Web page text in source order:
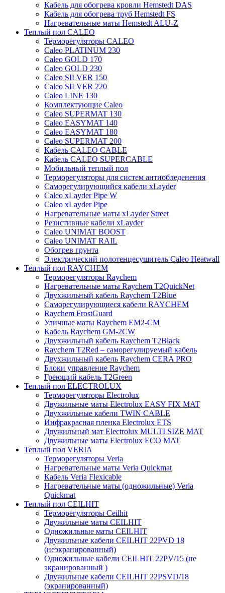
Кабель для обогрева кровли Hemstedt DAS
Кабель для обогрева труб Hemstedt FS
Нагревательные маты Hemstedt ALU-Z
Теплый пол CALEO
Терморегуляторы CALEO
Caleo PLATINUM 230
Caleo GOLD 170
Caleo GOLD 230
Caleo SILVER 150
Caleo SILVER 220
Caleo LINE 130
Комплектующие Caleo
Caleo SUPERMAT 130
Caleo EASYMAT 140
Caleo EASYMAT 180
Caleo SUPERMAT 200
Кабель CALEO CABLE
Кабель CALEO SUPERCABLE
Мобильный теплый пол
Терморегуляторы для систем антиобледенения
Саморегулирующийся кабели xLayder
Caleo xLayder Pipe W
Caleo xLayder Pipe
Нагревательные маты xLayder Street
Резистивные кабели xLayder
Caleo UNIMAT BOOST
Caleo UNIMAT RAIL
Обогрев грунта
Электрический полотенцесушитель Caleo Heatwall
Теплый пол RAYCHEM
Терморегуляторы Raychem
Нагревательные маты Raychem T2QuickNet
Двухжильный кабель Raychem T2Blue
Саморегулирующиеся кабели RAYCHEM
Raychem FrostGuard
Уличные маты Raychem EM2-CM
Кабель Raychem GM-2CW
Двухжильный кабель Raychem T2Black
Raychem T2Red – саморегулируемый кабель
Двухжильный кабель Raychem CERA PRO
Блоки управление Raychem
Греющий кабель T2Green
Теплый пол ELECTROLUX
Терморегуляторы Electrolux
Двужильные маты Electrolux EASY FIX MAT
Двухжильные кабели TWIN CABLE
Инфракрасная пленка Electrolux ETS
Двужильный мат Electrolux MULTI SIZE MAT
Двужильные маты Electrolux ECO MAT
Теплый пол VERIA
Терморегуляторы Veria
Нагревательные маты Veria Quickmat
Кабель Veria Flexicable
Нагревательные маты (одножильные) Veria
Quickmat
Теплый пол CEILHIT
Терморегуляторы Ceilhit
Двужильные маты CEILHIT
Одножильные маты CEILHIT
Двужильные кабели CEILHIT 22PVD 18
(неэкранированный)
Одножильные кабели CEILHIT 22PV/15 (не
экранированный )
Двужильные кабели CEILHIT 22PSVD/18
(экранированный)